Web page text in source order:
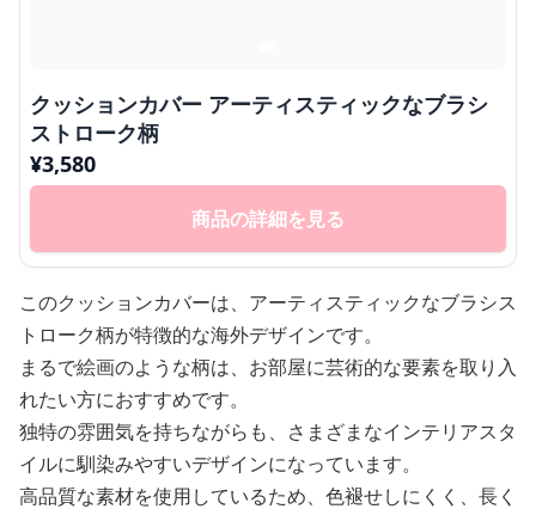
クッションカバー アーティスティックなブラシ
ストローク柄
¥3,580
商品の詳細を見る
このクッションカバーは、アーティスティックなブラシス
トローク柄が特徴的な海外デザインです。
まるで絵画のような柄は、お部屋に芸術的な要素を取り入
れたい方におすすめです。
独特の雰囲気を持ちながらも、さまざまなインテリアスタ
イルに馴染みやすいデザインになっています。
高品質な素材を使用しているため、色褪せしにくく、長く